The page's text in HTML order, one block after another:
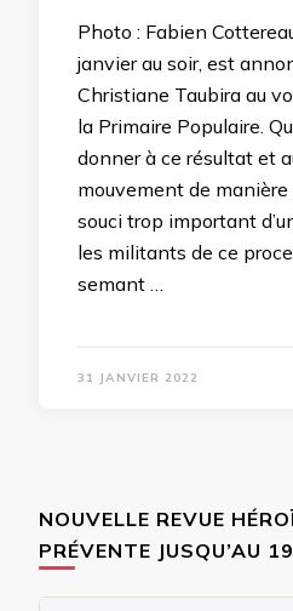
Photo : Fabien
janvier au soir, est
Christiane Taubira au
la Primaire Populaire.
donner à ce résultat et
mouvement de manière
souci trop important
les militants de ce
semant …
31 JANVIER 2022
NOUVELLE REVUE
PRÉVENTE JUSQU’AU